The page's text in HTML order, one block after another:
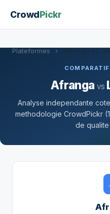
CrowdPickr
Plateformes › Afranga vs
Afranga vs
Analyse independante
methodologie CrowdPickr
de